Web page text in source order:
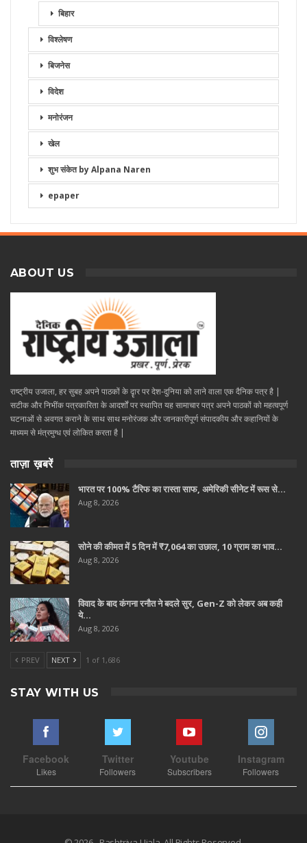
बिहार
विश्लेषण
बिजनेस
विदेश
मनोरंजन
खेल
शुभ संकेत by Alpana Naren
epaper
ABOUT US
राष्ट्रीय उजाला, हर सुबह अपने पाठकों के दॄार पर देश-दुनिया को लाने वाला एक दैनिक पत्र है |
सटीक और निभींक पत्रकारिता के आदर्शों पर स्थापित यह सामाचार पत्र अपने पाठकों को महत्वपूर्ण
घटनाओं से अवगत कराने के साथ साथ मनोरंजक और जानकारीपूर्ण संपादकीय और कहानियों के
माध्यम से मंत्रमुग्ध एवं लोकित करता है |
ताज़ा ख़बरें
भारत पर 100% टैरिफ का रास्ता साफ, अमेरिकी सीनेट में रूस से…
Aug 8, 2026
सोने की कीमत में 5 दिन में ₹7,064 का उछाल, 10 ग्राम का भाव…
Aug 8, 2026
विवाद के बाद कंगना रनौत ने बदले सुर, Gen-Z को लेकर अब कही
ये…
Aug 8, 2026
PREV NEXT 1 of 1,686
STAY WITH US
Facebook
Likes
Twitter
Followers
Youtube
Subscribers
Instagram
Followers